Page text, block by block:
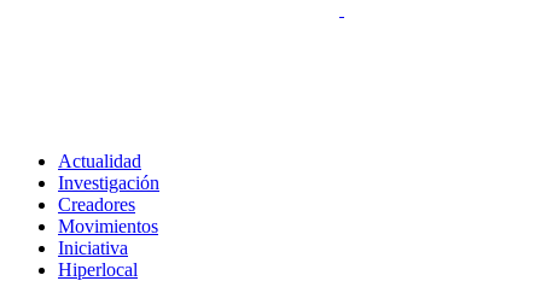
Actualidad
Investigación
Creadores
Movimientos
Iniciativa
Hiperlocal